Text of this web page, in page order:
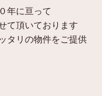
年に亘って
て頂いております
タリの物件をご提供